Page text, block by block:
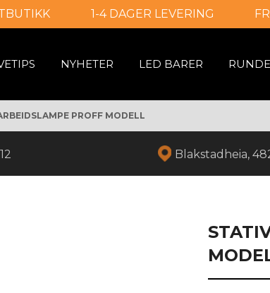
1-4 DAGER LEVERING
NYHETER LED BARER
PROFF MODELL
Blakstadheia,